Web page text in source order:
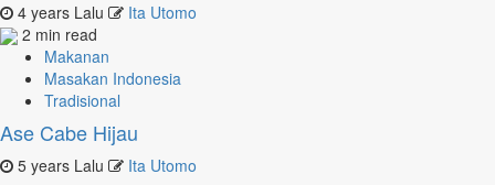
4 years Lalu
Ita Utomo
2 min read
Makanan
Masakan Indonesia
Tradisional
Ase Cabe Hijau
5 years Lalu Ita Utomo